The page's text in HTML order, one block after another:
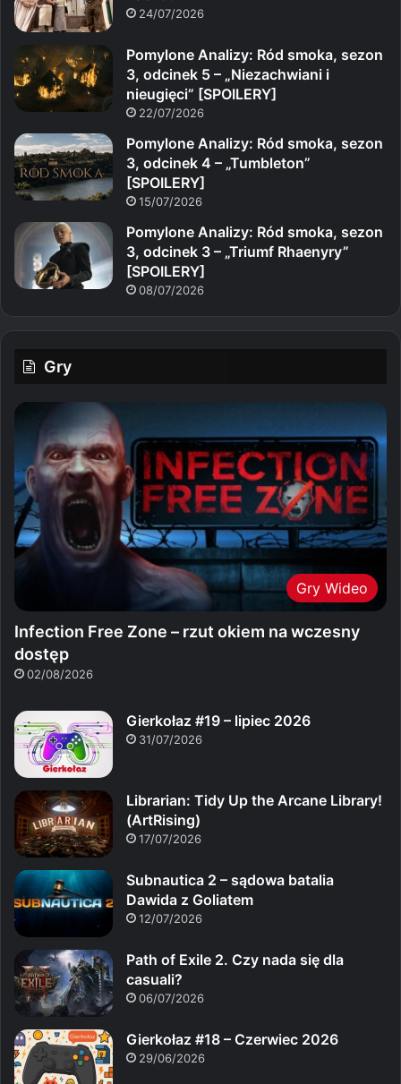
24/07/2026
Pomylone Analizy: Ród smoka, sezon
3, odcinek 5 – „Niezachwiani i
nieugięci” [SPOILERY]
22/07/2026
Pomylone Analizy: Ród smoka, sezon
3, odcinek 4 – „Tumbleton”
[SPOILERY]
15/07/2026
Pomylone Analizy: Ród smoka, sezon
3, odcinek 3 – „Triumf Rhaenyry”
[SPOILERY]
08/07/2026
Gry
Gry Wideo
Infection Free Zone – rzut okiem na wczesny
dostęp
02/08/2026
Gierkołaz #19 – lipiec 2026
31/07/2026
Librarian: Tidy Up the Arcane Library!
(ArtRising)
17/07/2026
Subnautica 2 – sądowa batalia
Dawida z Goliatem
12/07/2026
Path of Exile 2. Czy nada się dla
casuali?
06/07/2026
Gierkołaz #18 – Czerwiec 2026
29/06/2026